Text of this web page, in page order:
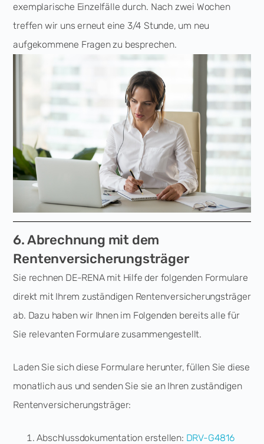
exemplarische Einzelfälle durch. Nach zwei Wochen
treffen wir uns erneut eine 3/4 Stunde, um neu
aufgekommene Fragen zu besprechen.
6. Abrechnung mit dem
Rentenversicherungsträger
Sie rechnen DE-RENA mit Hilfe der folgenden Formulare
direkt mit Ihrem zuständigen Rentenversicherungsträger
ab. Dazu haben wir Ihnen im Folgenden bereits alle für
Sie relevanten Formulare zusammengestellt.
Laden Sie sich diese Formulare herunter, füllen Sie diese
monatlich aus und senden Sie sie an Ihren zuständigen
Rentenversicherungsträger:
Abschlussdokumentation erstellen: DRV-G4816